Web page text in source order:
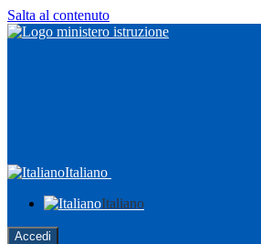
Salta al contenuto
Italiano
Italiano
Accedi